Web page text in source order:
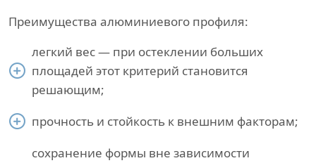
Преимущества алюминиевого профиля:
легкий вес — при остеклении больших
площадей этот критерий становится
решающим;
прочность и стойкость к внешним факторам;
сохранение формы вне зависимости